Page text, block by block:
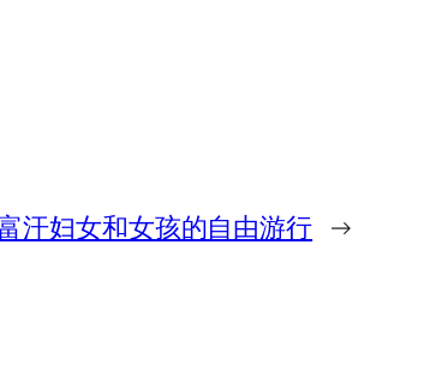
汗妇女和女孩的自由游行 →